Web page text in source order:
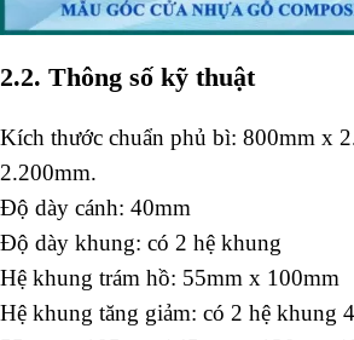
2.2. Thông số kỹ thuật
Kích thước chuẩn phủ bì: 800mm x
2.200mm.
Độ dày cánh: 40mm
Độ dày khung: có 2 hệ khung
Hệ khung trám hồ: 55mm x 100mm
Hệ khung tăng giảm: có 2 hệ khung